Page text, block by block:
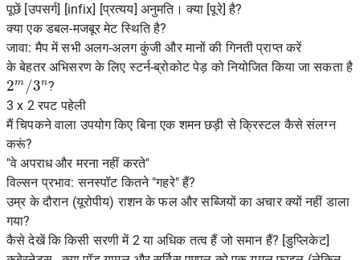
पूछें [उपसर्ग] [infix] [प्रत्यय] अनुमति। क्या [पूरे] है?
क्या एक डबल-मजबूर मेट स्थिति है?
जावा: मैप में सभी अलग-अलग कुंजी और मानों की गिनती प्राप्त करें
के बेहतर अभिसरण के लिए स्टर्न-ब्रोकोट पेड़ को नियोजित किया जा सकता है
2m/3n
?
3 x 2 रपट पहेली
मैं चिपकने वाला उपयोग किए बिना एक शमन छड़ी से क्रिस्टल कैसे संलग्न
करूं?
"वे अपराध और मरना नहीं करते"
विल्सन प्रभाव: सनस्पॉट कितने "गहरे" हैं?
उम्र के दौरान (यूरोपीय) राशन के फल और सब्जियों का अचार क्यों नहीं डाला
गया?
कैसे देखें कि किसी सरणी में 2 या अधिक तत्व हैं जो समान हैं? [डुप्लिकेट]